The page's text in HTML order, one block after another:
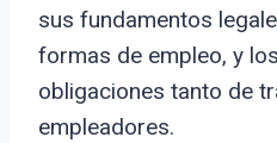
sus fundamentos
formas de empleo, y
obligaciones tanto de
empleadores.